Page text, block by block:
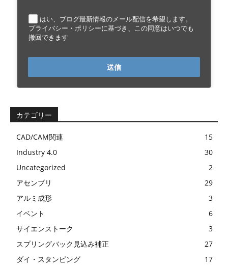
はい、ブログ最新情報のメール配信を希望します。
プライバシー・ポリシーに基づき、この同意はいつでも
撤回できます
送信
カテゴリー
CAD/CAM関連
15
Industry 4.0
30
Uncategorized
2
アセンブリ
29
アルミ成形
3
イベント
6
サイエンストーク
3
スプリングバック見込み補正
27
ダイ・スタンピング
17